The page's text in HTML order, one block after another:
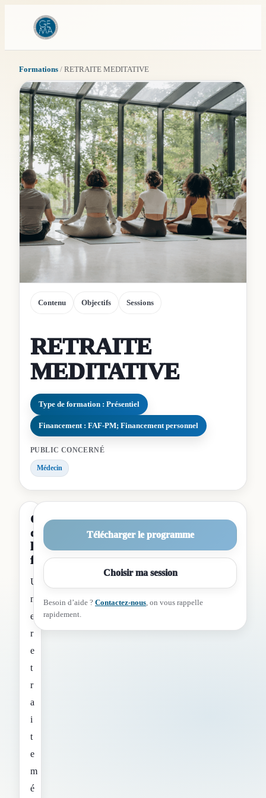
Formations / RETRAITE MEDITATIVE
Contenu Objectifs Sessions
RETRAITE
MEDITATIVE
Type de formation : Présentiel
Financement : FAF-PM; Financement personnel
PUBLIC CONCERNÉ
Médecin
Contenu
de
la
formation
U
n
e
r
e
t
r
a
i
t
e
m
é
Télécharger le programme
Choisir ma session
Besoin d’aide ? Contactez-nous, on vous rappelle
rapidement.